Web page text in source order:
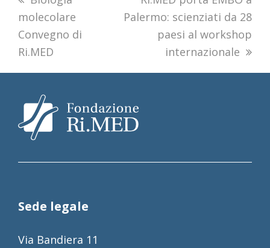
post:
molecolare
Convegno di
Ri.MED
post:
Palermo: scienziati da 28
paesi al workshop
internazionale
Sede legale
Via Bandiera 11